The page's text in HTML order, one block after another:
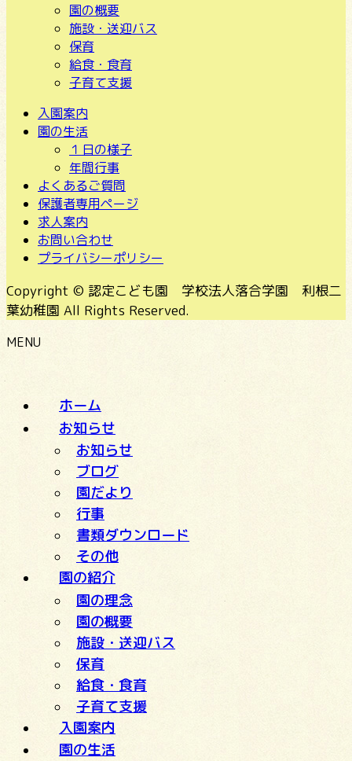
園の概要
施設・送迎バス
保育
給食・食育
子育て支援
入園案内
園の生活
１日の様子
年間行事
よくあるご質問
保護者専用ページ
求人案内
お問い合わせ
プライバシーポリシー
Copyright © 認定こども園 学校法人落合学園 利根二
葉幼稚園 All Rights Reserved.
MENU
ホーム
お知らせ
お知らせ
ブログ
園だより
行事
書類ダウンロード
その他
園の紹介
園の理念
園の概要
施設・送迎バス
保育
給食・食育
子育て支援
入園案内
園の生活